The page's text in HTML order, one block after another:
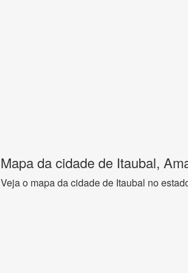
Mapa da cidade de Itaubal,
Veja o mapa da cidade de Itaubal no